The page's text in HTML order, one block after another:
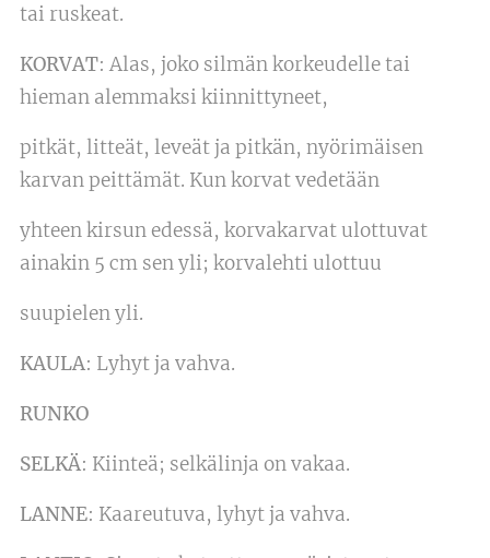
tai ruskeat.
KORVAT: Alas, joko silmän korkeudelle tai
hieman alemmaksi kiinnittyneet,
pitkät, litteät, leveät ja pitkän, nyörimäisen
karvan peittämät. Kun korvat vedetään
yhteen kirsun edessä, korvakarvat ulottuvat
ainakin 5 cm sen yli; korvalehti ulottuu
suupielen yli.
KAULA: Lyhyt ja vahva.
RUNKO
SELKÄ: Kiinteä; selkälinja on vakaa.
LANNE: Kaareutuva, lyhyt ja vahva.